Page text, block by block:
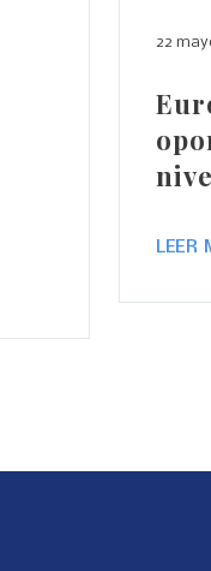
22
LEER